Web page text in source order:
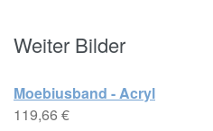
Weiter Bilder
Moebiusband - Acryl
119,66 €